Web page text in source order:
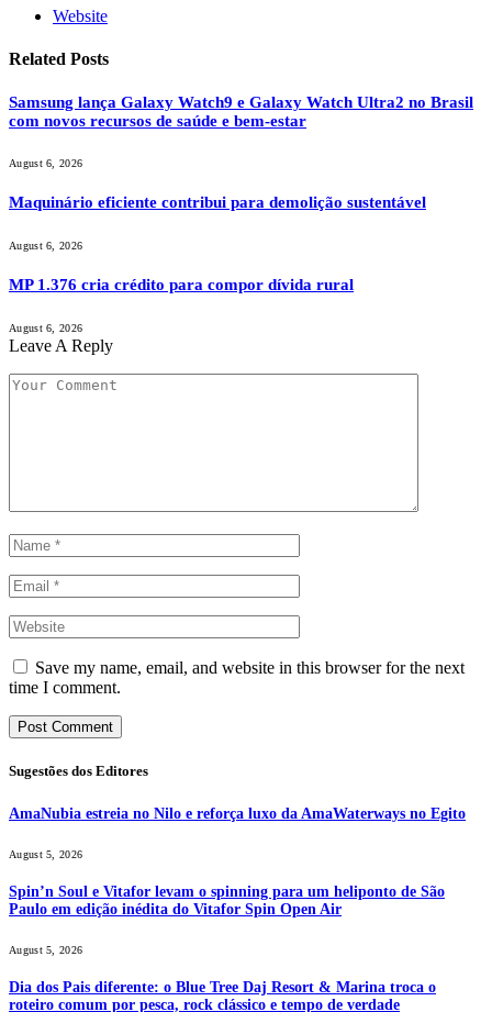
Website
Related Posts
Samsung lança Galaxy Watch9 e Galaxy Watch Ultra2 no Brasil
com novos recursos de saúde e bem-estar
August 6, 2026
Maquinário eficiente contribui para demolição sustentável
August 6, 2026
MP 1.376 cria crédito para compor dívida rural
August 6, 2026
Leave A Reply
Save my name, email, and website in this browser for the next
time I comment.
Sugestões dos Editores
AmaNubia estreia no Nilo e reforça luxo da AmaWaterways no Egito
August 5, 2026
Spin’n Soul e Vitafor levam o spinning para um heliponto de São
Paulo em edição inédita do Vitafor Spin Open Air
August 5, 2026
Dia dos Pais diferente: o Blue Tree Daj Resort & Marina troca o
roteiro comum por pesca, rock clássico e tempo de verdade